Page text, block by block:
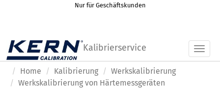
Nur für Geschäftskunden
Kalibrierservice
Home Kalibrierung
Werkskalibrierung
Werkskalibrierung von Härtemessgeräten